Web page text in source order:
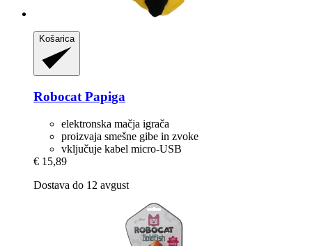
Košarica
Robocat Papiga
elektronska mačja igrača
proizvaja smešne gibe in zvoke
vključuje kabel micro-USB
€ 15,89
Dostava do 12 avgust